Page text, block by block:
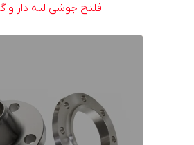
فلنج جوشی لبه دار و